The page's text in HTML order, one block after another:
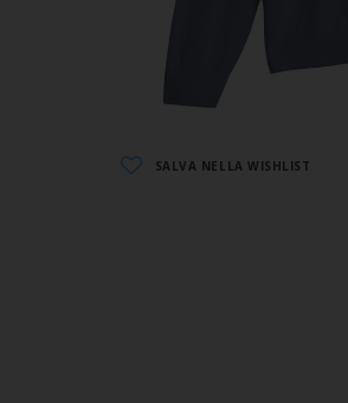
SALVA NELLA WISHLIST